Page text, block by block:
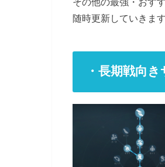
随時更新していきます
・長期戦向